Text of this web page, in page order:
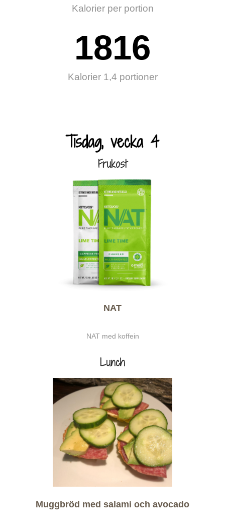
Kalorier per portion
1816
Kalorier 1,4 portioner
Tisdag, vecka 4
Frukost
NAT
NAT med koffein
Lunch
Muggbröd med salami och avocado